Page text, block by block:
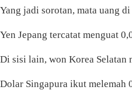
Yang jadi sorotan, mata uang
Yen Jepang tercatat menguat
Di sisi lain, won Korea Selatan
Dolar Singapura ikut melemah